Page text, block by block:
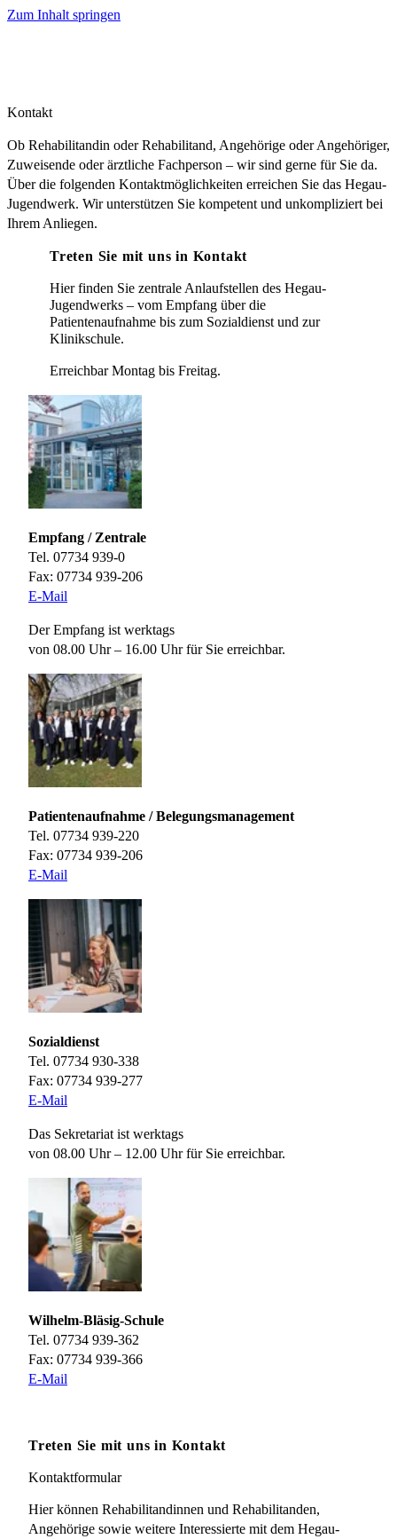
Zum Inhalt springen
Kontakt
Ob Rehabilitandin oder Rehabilitand, Angehörige oder Angehöriger,
Zuweisende oder ärztliche Fachperson – wir sind gerne für Sie da.
Über die folgenden Kontaktmöglichkeiten erreichen Sie das Hegau-
Jugendwerk. Wir unterstützen Sie kompetent und unkompliziert bei
Ihrem Anliegen.
Treten Sie mit uns in Kontakt
Hier finden Sie zentrale Anlaufstellen des Hegau-
Jugendwerks – vom Empfang über die
Patientenaufnahme bis zum Sozialdienst und zur
Klinikschule.
Erreichbar Montag bis Freitag.
Empfang / Zentrale
Tel. 07734 939-0
Fax: 07734 939-206
E-Mail
Der Empfang ist werktags
von 08.00 Uhr – 16.00 Uhr für Sie erreichbar.
Patientenaufnahme / Belegungsmanagement
Tel. 07734 939-220
Fax: 07734 939-206
E-Mail
Sozialdienst
Tel. 07734 930-338
Fax: 07734 939-277
E-Mail
Das Sekretariat ist werktags
von 08.00 Uhr – 12.00 Uhr für Sie erreichbar.
Wilhelm-Bläsig-Schule
Tel. 07734 939-362
Fax: 07734 939-366
E-Mail
Treten Sie mit uns in Kontakt
Kontaktformular
Hier können Rehabilitandinnen und Rehabilitanden,
Angehörige sowie weitere Interessierte mit dem Hegau-